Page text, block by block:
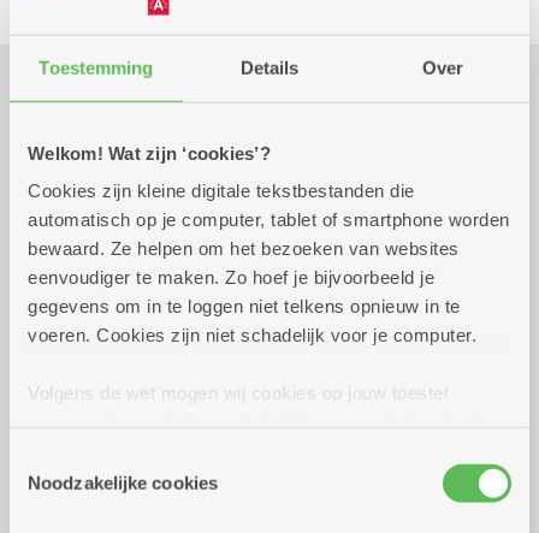
Toestemming Details Over
Welkom! Wat zijn ‘cookies’?
Cookies zijn kleine digitale tekstbestanden die
automatisch op je computer, tablet of smartphone worden
bewaard. Ze helpen om het bezoeken van websites
eenvoudiger te maken. Zo hoef je bijvoorbeeld je
gegevens om in te loggen niet telkens opnieuw in te
voeren. Cookies zijn niet schadelijk voor je computer.
Volgens de wet mogen wij cookies op jouw toestel
cookies hebben we jouw toestemming nodig. Sommige
cookies worden geplaatst door derde partijen die een
Noodzakelijke cookies
Wekelijks op woensdag10.00 uur tot 11.30 uur
1 euro
Kombine Molengeest (dienstencentrum)
Frederik Hendrikstraat 53